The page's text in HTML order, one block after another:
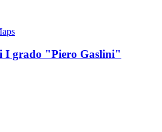
I grado "Piero Gaslini"